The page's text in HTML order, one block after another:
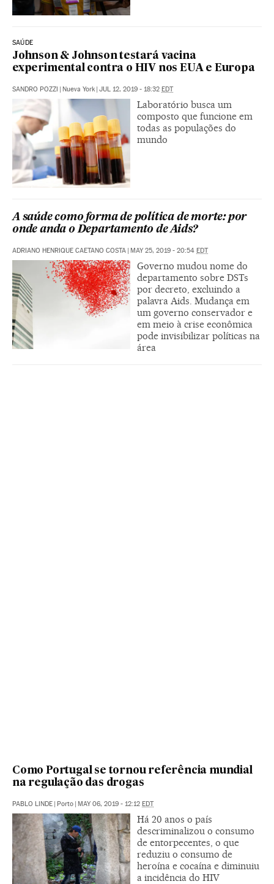
SAÚDE
Johnson & Johnson testará vacina
experimental contra o HIV nos EUA e Europa
SANDRO POZZI | Nueva York | JUL 12, 2019 - 18:32 EDT
Laboratório busca um
composto que funcione em
todas as populações do
mundo
A saúde como forma de política de morte: por
onde anda o Departamento de Aids?
ADRIANO HENRIQUE CAETANO COSTA | MAY 25, 2019 - 20:54 EDT
Governo mudou nome do
departamento sobre DSTs
por decreto, excluindo a
palavra Aids. Mudança em
um governo conservador e
em meio à crise econômica
pode invisibilizar políticas na
área
Como Portugal se tornou referência mundial
na regulação das drogas
PABLO LINDE | Porto | MAY 06, 2019 - 12:12 EDT
Há 20 anos o país
descriminalizou o consumo
de entorpecentes, o que
reduziu o consumo de
heroína e cocaína e diminuiu
a incidência do HIV